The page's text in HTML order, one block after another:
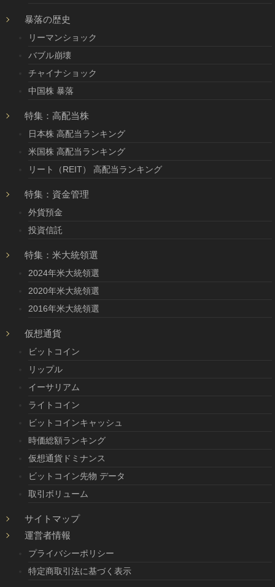
暴落の歴史
リーマンショック
バブル崩壊
チャイナショック
中国株 暴落
特集：高配当株
日本株 高配当ランキング
米国株 高配当ランキング
リート（REIT） 高配当ランキング
特集：資金管理
外貨預金
投資信託
特集：米大統領選
2024年米大統領選
2020年米大統領選
2016年米大統領選
仮想通貨
ビットコイン
リップル
イーサリアム
ライトコイン
ビットコインキャッシュ
時価総額ランキング
仮想通貨ドミナンス
ビットコイン先物 データ
取引ボリューム
サイトマップ
運営者情報
プライバシーポリシー
特定商取引法に基づく表示